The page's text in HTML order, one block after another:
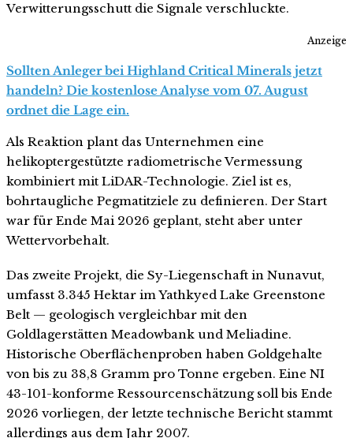
Verwitterungsschutt die Signale verschluckte.
Anzeige
Sollten Anleger bei Highland Critical Minerals jetzt
handeln? Die kostenlose Analyse vom 07. August
ordnet die Lage ein.
Als Reaktion plant das Unternehmen eine
helikoptergestützte radiometrische Vermessung
kombiniert mit LiDAR-Technologie. Ziel ist es,
bohrtaugliche Pegmatitziele zu definieren. Der Start
war für Ende Mai 2026 geplant, steht aber unter
Wettervorbehalt.
Das zweite Projekt, die Sy-Liegenschaft in Nunavut,
umfasst 3.345 Hektar im Yathkyed Lake Greenstone
Belt — geologisch vergleichbar mit den
Goldlagerstätten Meadowbank und Meliadine.
Historische Oberflächenproben haben Goldgehalte
von bis zu 38,8 Gramm pro Tonne ergeben. Eine NI
43-101-konforme Ressourcenschätzung soll bis Ende
2026 vorliegen, der letzte technische Bericht stammt
allerdings aus dem Jahr 2007.